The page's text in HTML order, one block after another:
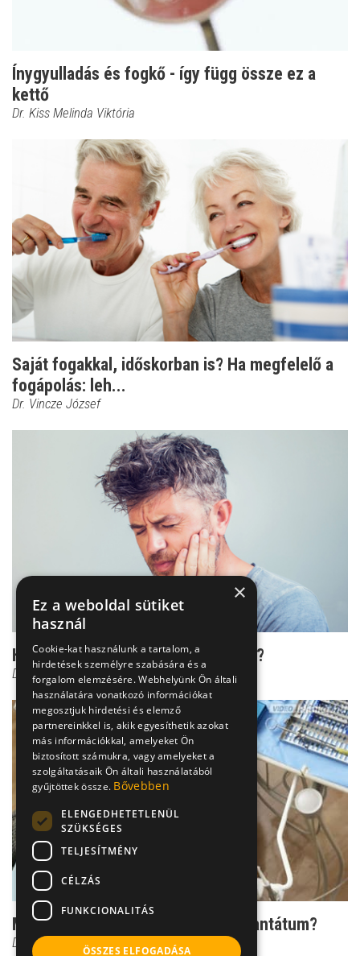
Ínygyulladás és fogkő - így függ össze ez a
kettő
Dr. Kiss Melinda Viktória
Saját fogakkal, időskorban is? Ha megfelelő a
fogápolás: leh...
Dr. Vincze József
Hogyan menthető meg a törött fog?
Dr. Vincze József
Mikor lehet jó megoldás a fogimplantátum?
Dr. Vincze József
×
Ez a weboldal sütiket
használ
Cookie-kat használunk a tartalom, a
hirdetések személyre szabására és a
forgalom elemzésére. Webhelyünk Ön általi
használatára vonatkozó információkat
megosztjuk hirdetési és elemző
partnereinkkel is, akik egyesíthetik azokat
más információkkal, amelyeket Ön
biztosított számukra, vagy amelyeket a
szolgáltatásaik Ön általi használatából
gyűjtöttek össze. Bővebben
ELENGEDHETETLENÜL
SZÜKSÉGES
TELJESÍTMÉNY
CÉLZÁS
FUNKCIONALITÁS
ÖSSZES ELFOGADÁSA